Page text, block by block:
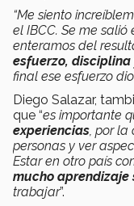
“Me siento
el IBCC. Se me
enteramos del
esfuerzo, disciplina
final ese esfuerzo
Diego Salazar,
que “es importante
experiencias , por
personas y ver
Estar en otro país
mucho
trabajar”.